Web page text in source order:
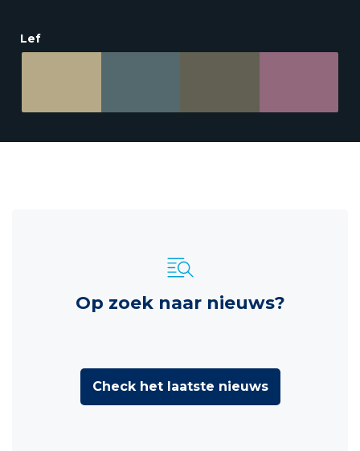
Lef
Op zoek naar nieuws?
Check het laatste nieuws